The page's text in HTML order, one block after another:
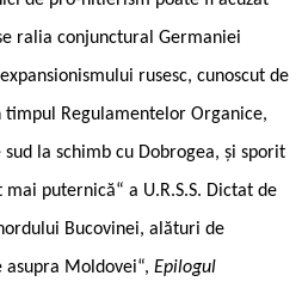
ralia conjunctural Germaniei
rusesc, cunoscut de
Regulamentelor Organice,
la schimb cu Dobrogea, și sporit
puternică“ a U.R.S.S. Dictat de
Bucovinei, alături de
Moldovei“, Epilogul